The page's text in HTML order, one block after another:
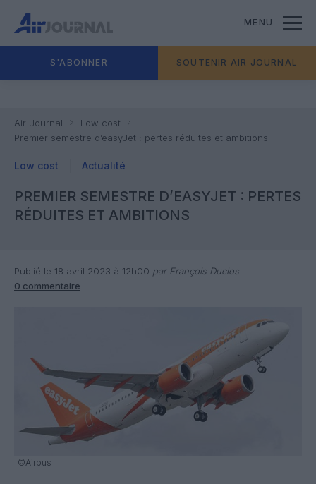
MENU
S'ABONNER SOUTENIR AIR JOURNAL
Air Journal
Low cost
Premier semestre d’easyJet : pertes réduites et ambitions
Low cost Actualité
PREMIER SEMESTRE D’EASYJET : PERTES
RÉDUITES ET AMBITIONS
Publié le 18 avril 2023 à 12h00 par François Duclos
0 commentaire
©Airbus